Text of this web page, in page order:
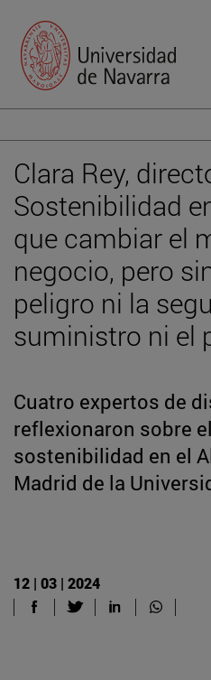
Clara Rey,
Sostenibilidad
que cambiar el
negocio, pero
peligro ni la
suministro ni el
Cuatro expertos de
reflexionaron sobre
sostenibilidad en el
Madrid de la
12 | 03 | 2024